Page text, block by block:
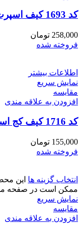
کد 1693 کیف اسپرت مونت بلانک
258,000 تومان
فروخته شده
اطلاعات بیشتر
نمایش سریع
مقايسه
افزودن به علاقه مندی
کد 1716 کیف کج اسپرت لاکوست
155,000 تومان
فروخته شده
انتخاب گزینه ها این
ممکن است در صفحه
نمایش سریع
مقايسه
افزودن به علاقه مندی